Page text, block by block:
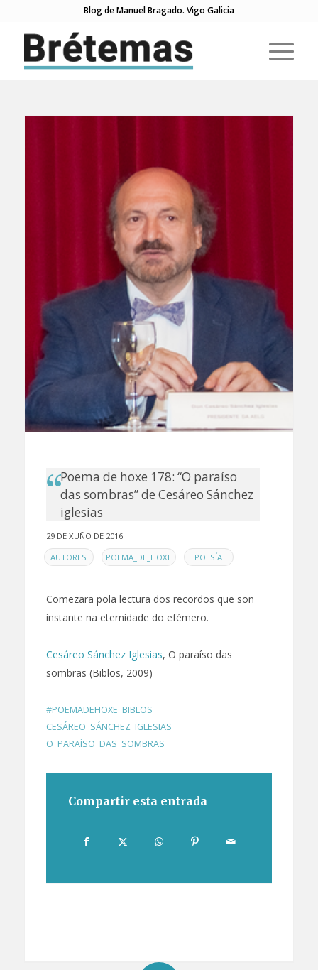
Blog de Manuel Bragado. Vigo Galicia
Poema de hoxe 178: “O paraíso
das sombras” de Cesáreo Sánchez
iglesias
29 DE XUÑO DE 2016
EN AUTORES , POEMA_DE_HOXE , POESÍA
Comezara pola lectura dos recordos que son
instante na eternidade do efémero.
Cesáreo Sánchez Iglesias, O paraíso das
sombras (Biblos, 2009)
#POEMADEHOXE BIBLOS
CESÁREO_SÁNCHEZ_IGLESIAS
O_PARAÍSO_DAS_SOMBRAS
Compartir esta entrada